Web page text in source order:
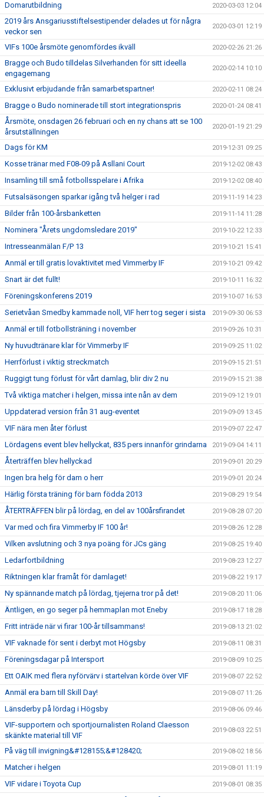
Domarutbildning 2020-03-03 12:04
2019 års Ansgariusstiftelsestipender delades ut för några
veckor sen
2020-03-01 12:19
VIFs 100e årsmöte genomfördes ikväll 2020-02-26 21:26
Bragge och Budo tilldelas Silverhanden för sitt ideella
engagemang
2020-02-14 10:10
Exklusivt erbjudande från samarbetspartner! 2020-02-11 08:24
Bragge o Budo nominerade till stort integrationspris 2020-01-24 08:41
Årsmöte, onsdagen 26 februari och en ny chans att se 100
årsutställningen
2020-01-19 21:29
Dags för KM 2019-12-31 09:25
Kosse tränar med F08-09 på Asllani Court 2019-12-02 08:43
Insamling till små fotbollsspelare i Afrika 2019-12-02 08:40
Futsalsäsongen sparkar igång två helger i rad 2019-11-19 14:23
Bilder från 100-årsbanketten 2019-11-14 11:28
Nominera "Årets ungdomsledare 2019" 2019-10-22 12:33
Intresseanmälan F/P 13 2019-10-21 15:41
Anmäl er till gratis lovaktivitet med Vimmerby IF 2019-10-21 09:42
Snart är det fullt! 2019-10-11 16:32
Föreningskonferens 2019 2019-10-07 16:53
Serietvåan Smedby kammade noll, VIF herr tog seger i sista 2019-09-30 06:53
Anmäl er till fotbollsträning i november 2019-09-26 10:31
Ny huvudtränare klar för Vimmerby IF 2019-09-25 11:02
Herrförlust i viktig streckmatch 2019-09-15 21:51
Ruggigt tung förlust för vårt damlag, blir div 2 nu 2019-09-15 21:38
Två viktiga matcher i helgen, missa inte nån av dem 2019-09-12 19:01
Uppdaterad version från 31 aug-eventet 2019-09-09 13:45
VIF nära men åter förlust 2019-09-07 22:47
Lördagens event blev hellyckat, 835 pers innanför grindarna 2019-09-04 14:11
Återträffen blev hellyckad 2019-09-01 20:29
Ingen bra helg för dam o herr 2019-09-01 20:24
Härlig första träning för barn födda 2013 2019-08-29 19:54
ÅTERTRÄFFEN blir på lördag, en del av 100årsfirandet 2019-08-28 07:20
Var med och fira Vimmerby IF 100 år! 2019-08-26 12:28
Vilken avslutning och 3 nya poäng för JCs gäng 2019-08-25 19:40
Ledarfortbildning 2019-08-23 12:27
Riktningen klar framåt för damlaget! 2019-08-22 19:17
Ny spännande match på lördag, tjejerna tror på det! 2019-08-20 11:06
Äntligen, en go seger på hemmaplan mot Eneby 2019-08-17 18:28
Fritt inträde när vi firar 100-år tillsammans! 2019-08-13 21:02
VIF vaknade för sent i derbyt mot Högsby 2019-08-11 08:31
Föreningsdagar på Intersport 2019-08-09 10:25
Ett OAIK med flera nyförvärv i startelvan körde över VIF 2019-08-07 22:52
Anmäl era barn till Skill Day! 2019-08-07 11:26
Länsderby på lördag i Högsby 2019-08-06 09:46
VIF-supportern och sportjournalisten Roland Claesson
skänkte material till VIF
2019-08-03 22:51
På väg till invigning&#128155;&#128420; 2019-08-02 18:56
Matcher i helgen 2019-08-01 11:19
VIF vidare i Toyota Cup 2019-08-01 08:35